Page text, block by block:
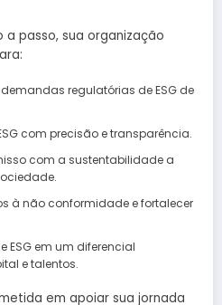
a passo, sua organização
regulatórias de ESG de
com precisão e transparência.
com a sustentabilidade a
à não conformidade e fortalecer
ESG em um diferencial
e talentos.
em apoiar sua jornada